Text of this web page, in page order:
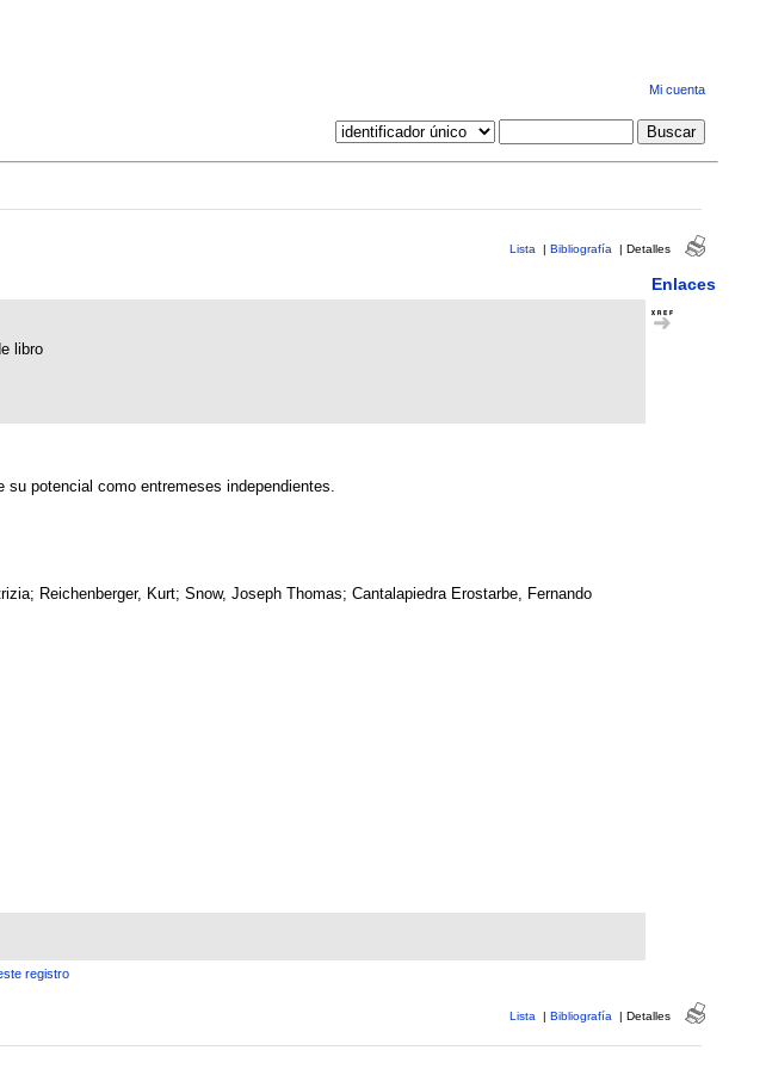
Mi cuenta
Lista | Bibliografía | Detalles
Enlaces
libro
potencial como entremeses independientes.
Reichenberger, Kurt; Snow, Joseph Thomas; Cantalapiedra Erostarbe, Fernando
registro
Lista | Bibliografía | Detalles